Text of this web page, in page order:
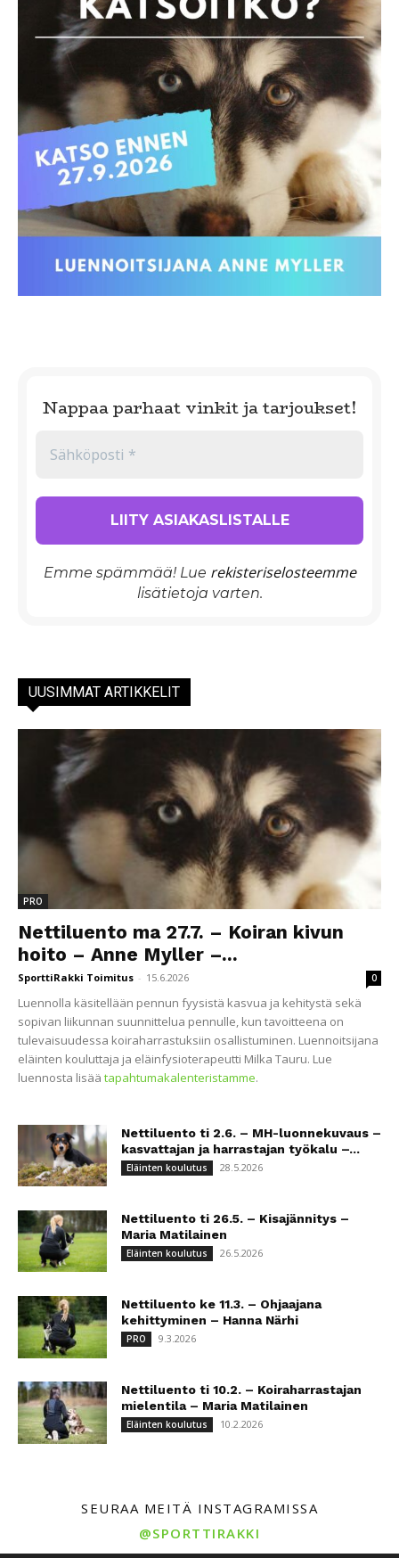
Nappaa parhaat vinkit ja tarjoukset!
Emme spämmää! Lue rekisteriselosteemme
lisätietoja varten.
UUSIMMAT ARTIKKELIT
PRO
Nettiluento ma 27.7. – Koiran kivun
hoito – Anne Myller –...
SporttiRakki Toimitus - 15.6.2026 0
Luennolla käsitellään pennun fyysistä kasvua ja kehitystä sekä
sopivan liikunnan suunnittelua pennulle, kun tavoitteena on
tulevaisuudessa koiraharrastuksiin osallistuminen. Luennoitsijana
eläinten kouluttaja ja eläinfysioterapeutti Milka Tauru. Lue
luennosta lisää tapahtumakalenteristamme.
Nettiluento ti 2.6. – MH-luonnekuvaus –
kasvattajan ja harrastajan työkalu –...
Eläinten koulutus 28.5.2026
Nettiluento ti 26.5. – Kisajännitys –
Maria Matilainen
Eläinten koulutus 26.5.2026
Nettiluento ke 11.3. – Ohjaajana
kehittyminen – Hanna Närhi
PRO 9.3.2026
Nettiluento ti 10.2. – Koiraharrastajan
mielentila – Maria Matilainen
Eläinten koulutus 10.2.2026
SEURAA MEITÄ INSTAGRAMISSA
@SPORTTIRAKKI